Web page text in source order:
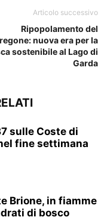
Articolo successivo
Ripopolamento del
nuova era per la
sostenibile al Lago di
Garda
sulle Coste di
fine settimana
Brione, in fiamme
di bosco